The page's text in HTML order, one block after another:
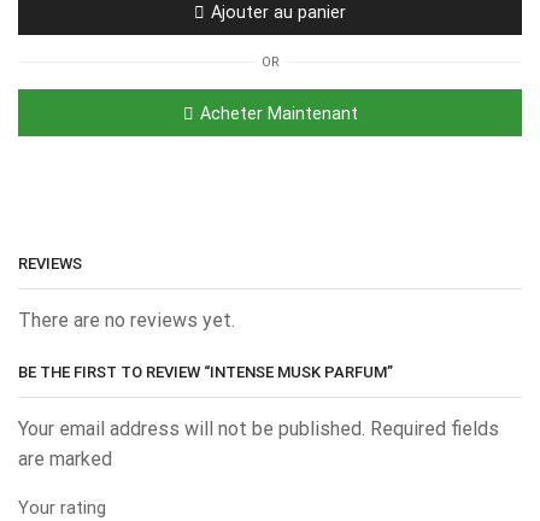
Ajouter au panier
OR
Acheter Maintenant
REVIEWS
There are no reviews yet.
BE THE FIRST TO REVIEW “INTENSE MUSK PARFUM”
Your email address will not be published. Required fields
are marked
Your rating